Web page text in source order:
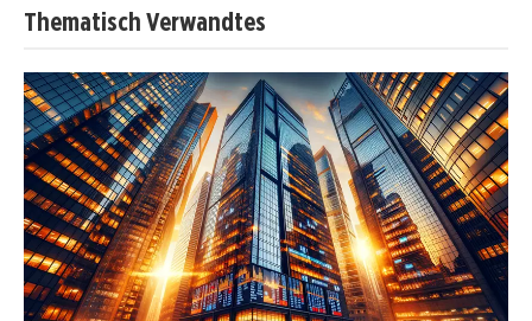
Thematisch Verwandtes